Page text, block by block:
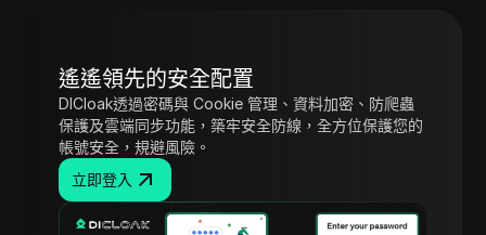
遙遙領先的安全配置
DICloak透過密碼與 Cookie 管理、資料加密、防爬蟲
保護及雲端同步功能，築牢安全防線，全方位保護您的
帳號安全，規避風險。
立即登入